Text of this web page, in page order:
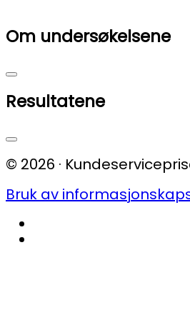
Om undersøkelsene
Resultatene
© 2026 ·
Bruk av